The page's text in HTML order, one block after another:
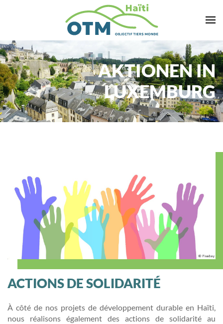
Zum Hauptinhalt springen
AKTIONEN IN
LUXEMBURG
ACTIONS DE SOLIDARITÉ
À côté de nos projets de développement durable en Haïti,
nous réalisons également des actions de solidarité au